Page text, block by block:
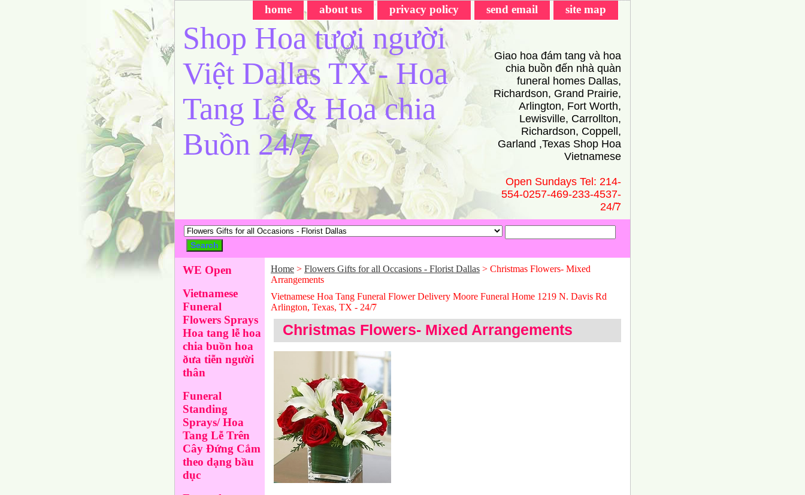
home about us privacy policy send email site map
Shop Hoa tươi người
Việt Dallas TX - Hoa
Tang Lễ & Hoa chia
Buồn 24/7
Giao hoa đám tang và hoa
chia buồn đến nhà quàn
funeral homes Dallas,
Richardson, Grand Prairie,
Arlington, Fort Worth,
Lewisville, Carrollton,
Richardson, Coppell,
Garland ,Texas Shop Hoa
Vietnamese
Open Sundays Tel: 214-
554-0257-469-233-4537-
24/̃7
Home > Flowers Gifts for all Occasions - Florist Dallas > Christmas Flowers- Mixed
Arrangements
Vietnamese Hoa Tang Funeral Flower Delivery Moore Funeral Home 1219 N. Davis Rd
Arlington, Texas, TX - 24/̃7
Christmas Flowers- Mixed Arrangements
WE Open
Vietnamese
Funeral
Flowers Sprays
Hoa tang lễ hoa
chia buồn hoa
ðưa tiễn người
thân
Funeral
Standing
Sprays/ Hoa
Tang Lễ Trên
Cây Đứng Cắm
theo dạng bầu
dục